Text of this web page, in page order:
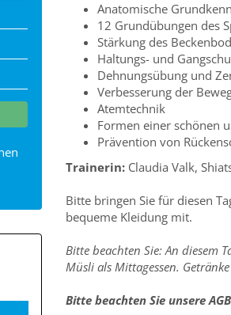
Anatomische
12 Grundübungen des
Stärkung des
Haltungs- und
Dehnungsübung und
Verbesserung der
Atemtechnik
Formen einer schönen
Prävention von
Trainerin: Claudia Valk,
Bitte bringen Sie für diesen
bequeme Kleidung mit.
Bitte beachten Sie: An diesem
Müsli als Mittagessen.
Bitte beachten Sie unsere